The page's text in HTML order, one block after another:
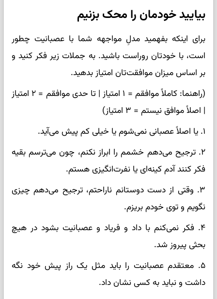
بیایید خودمان را محک بزنیم
برای اینکه بفهمید مدلِ مواجهه شما با عصبانیت چطور
است، با خودتان روراست باشید. به جملات زیر فکر کنید و
بر اساس میزان موافقت‌تان امتیاز بدهید.
(راهنما: کاملاً موافقم = ۱ امتیاز | تا حدی موافقم = ۲ امتیاز
| اصلاً موافق نیستم = ۳ امتیاز)
۱. یا اصلاً عصبانی نمی‌شوم یا خیلی کم پیش می‌آید.
۲. ترجیح می‌دهم خشمم را ابراز نکنم، چون می‌ترسم بقیه
فکر کنند آدم کینه‌ای یا نفرت‌انگیزی هستم.
۳. وقتی از دست دوستانم ناراحتم، ترجیح می‌دهم چیزی
نگویم و توی خودم بریزم.
۴. فکر نمی‌کنم با داد و فریاد و عصبانیت بشود در هیچ
بحثی پیروز شد.
۵. معتقدم عصبانیت را باید مثل یک راز پیش خود نگه
داشت و نباید به کسی نشان داد.